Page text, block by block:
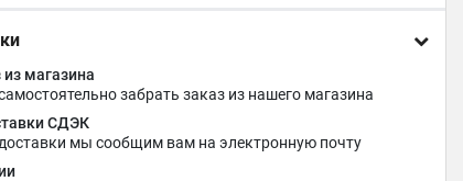
магазина
забрать заказ из нашего магазина
СДЭК
мы сообщим вам на электронную почту